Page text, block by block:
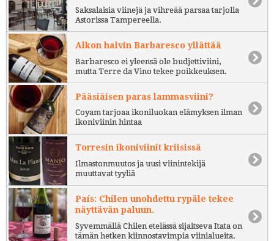
Saksalaisia viinejä ja vihreää parsaa tarjolla
Astorissa Tampereella.
Alkon halvin Barbaresco yllättää
Barbaresco ei yleensä ole budjettiviini,
mutta Terre da Vino tekee poikkeuksen.
Pääsiäisen paras lammasviini?
Coyam tarjoaa ikoniluokan elämyksen ilman
ikoniviinin hintaa
Torresin ikoniviinit kriisissä
Ilmastonmuutos ja uusi viinintekijä
muuttavat tyyliä
País: Chilen unohdettu rypäle tekee
näyttävän paluun.
Syvemmällä Chilen etelässä sijaitseva Itata on
tämän hetken kiinnostavimpia viinialueita.